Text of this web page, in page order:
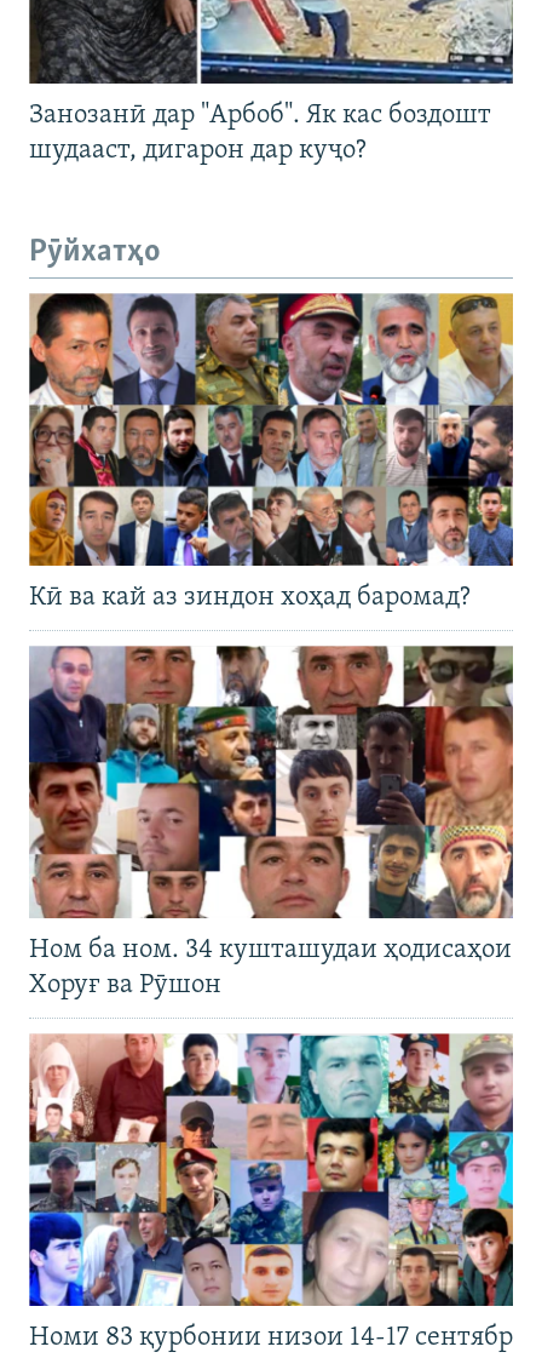
Занозанӣ дар "Арбоб". Як кас боздошт
шудааст, дигарон дар куҷо?
Рӯйхатҳо
Кӣ ва кай аз зиндон хоҳад баромад?
Ном ба ном. 34 кушташудаи ҳодисаҳои
Хоруғ ва Рӯшон
Номи 83 қурбонии низои 14-17 сентябр